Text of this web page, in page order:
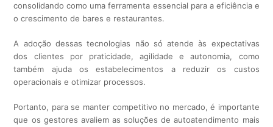
consolidando como uma ferramenta essencial para a eficiência e
o crescimento de bares e restaurantes.
A adoção dessas tecnologias não só atende às expectativas
dos clientes por praticidade, agilidade e autonomia, como
também ajuda os estabelecimentos a reduzir os custos
operacionais e otimizar processos.
Portanto, para se manter competitivo no mercado, é importante
que os gestores avaliem as soluções de autoatendimento mais